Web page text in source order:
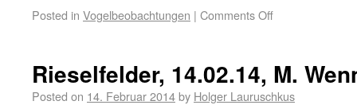
Posted in Vogelbeobachtungen | Comments Off
Rieselfelder, 14.02.14, M.
Posted on 14. Februar 2014by Holger Lauruschkus